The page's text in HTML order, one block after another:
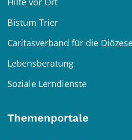
Bistum Trier
Caritasverband für die
Lebensberatung
Soziale Lerndienste
Themenportale